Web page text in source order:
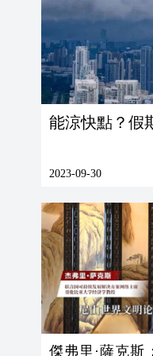
能涼快點？假
2023-09-30
傑弗里·薩克斯